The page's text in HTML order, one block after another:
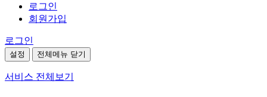
로그인
회원가입
로그인
설정 전체메뉴 닫기
서비스 전체보기